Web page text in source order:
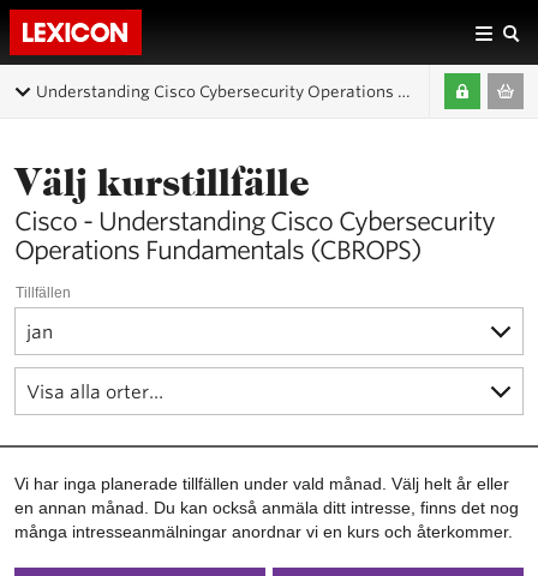
Understanding Cisco Cybersecurity Operations Fundamentals (CBROPS)
Välj kurstillfälle
Cisco - Understanding Cisco Cybersecurity
Operations Fundamentals (CBROPS)
Tillfällen
Vi har inga planerade tillfällen under vald månad. Välj helt år eller
en annan månad. Du kan också anmäla ditt intresse, finns det nog
många intresseanmälningar anordnar vi en kurs och återkommer.